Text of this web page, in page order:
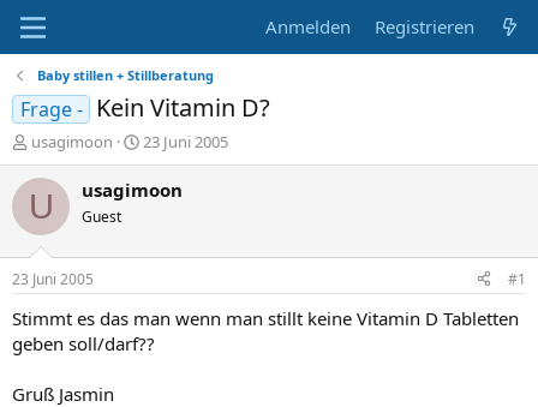
Anmelden Registrieren
Baby stillen + Stillberatung
Frage - Kein Vitamin D?
E
r
s
e
r
usagimoon
E
r
s
t
a
m
23 Juni 2005
U usagimoon
Guest
23 Juni 2005 #1
Stimmt es das man wenn man stillt keine Vitamin D Tabletten
geben soll/darf??
Gruß Jasmin